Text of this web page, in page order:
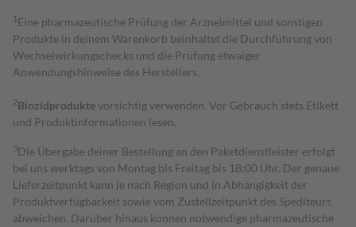
1 Eine pharmazeutische Prüfung der Arzneimittel und sonstigen
Produkte in deinem Warenkorb beinhaltet die Durchführung von
Wechselwirkungschecks und die Prüfung etwaiger
Anwendungshinweise des Herstellers.
2Biozidproduktevorsichtig verwenden. Vor Gebrauch stets Etikett
und Produktinformationen lesen.
3Die Übergabe deiner Bestellung an den Paketdienstleister erfolgt
bei uns werktags von Montag bis Freitag bis 18:00 Uhr. Der genaue
Lieferzeitpunkt kann je nach Region und in Abhängigkeit der
Produktverfügbarkeit sowie vom Zustellzeitpunkt des Spediteurs
abweichen. Darüber hinaus können notwendige pharmazeutische